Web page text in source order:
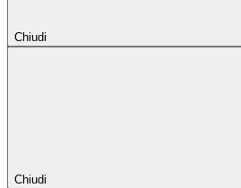
Chiudi
Chiudi